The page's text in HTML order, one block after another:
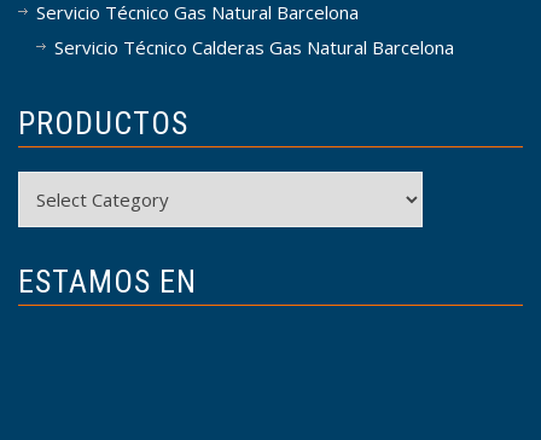
Servicio Técnico Gas Natural Barcelona
Servicio Técnico Calderas Gas Natural Barcelona
PRODUCTOS
ESTAMOS EN